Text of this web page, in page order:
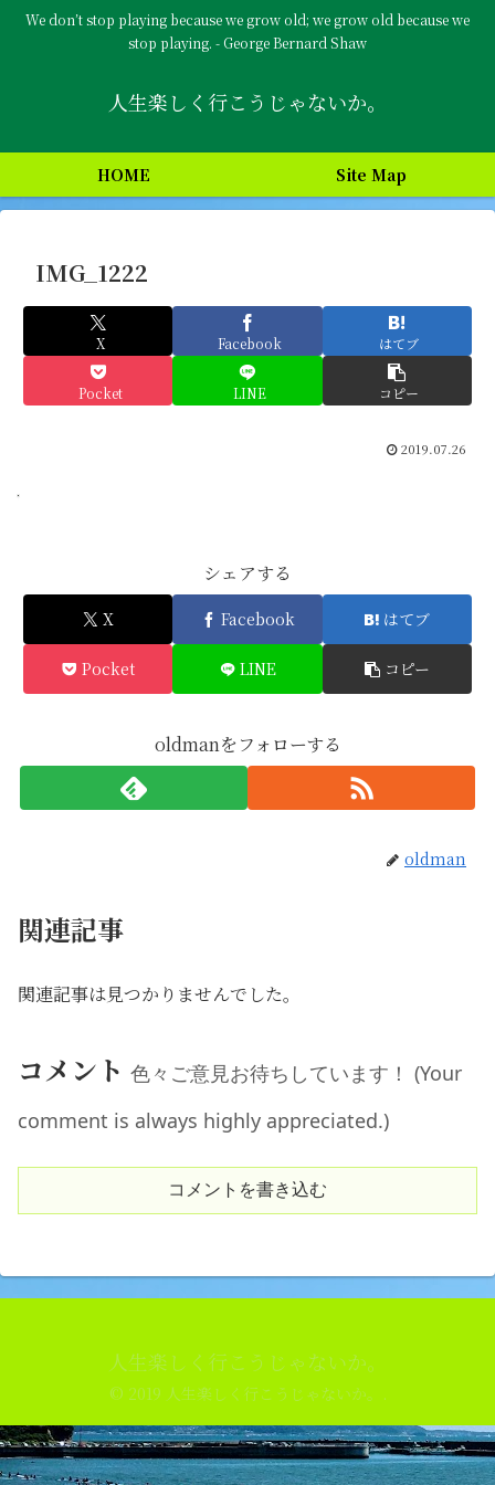
We don’t stop playing because we grow old; we grow old because we
stop playing. - George Bernard Shaw
人生楽しく行こうじゃないか。
HOME Site Map
IMG_1222
X Facebook はてブ
Pocket LINE コピー
2019.07.26
シェアする
X Facebook はてブ
Pocket LINE コピー
oldmanをフォローする
oldman
関連記事
関連記事は見つかりませんでした。
コメント 色々ご意見お待ちしています！ (Your
comment is always highly appreciated.)
コメントを書き込む
人生楽しく行こうじゃないか。
© 2019 人生楽しく行こうじゃないか。.